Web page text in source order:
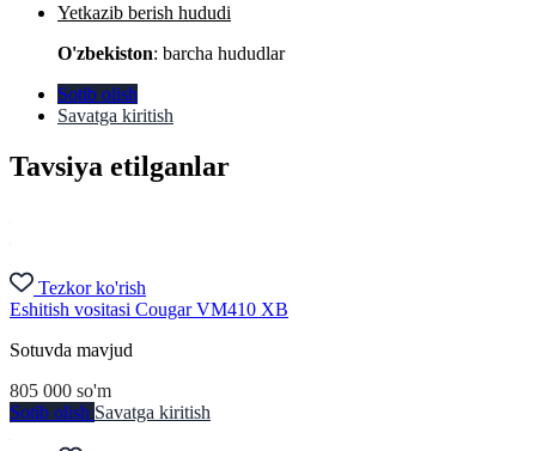
Yetkazib berish hududi
O'zbekiston: barcha hududlar
Sotib olish
Savatga kiritish
Tavsiya etilganlar
Tezkor ko'rish
Eshitish vositasi Cougar VM410 XB
Sotuvda mavjud
805 000 so'm
Sotib olish Savatga kiritish